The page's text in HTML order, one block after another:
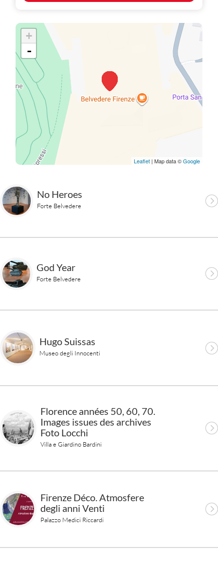
+
-
Leaflet | Map data ©Google
No Heroes
Forte Belvedere
God Year
Forte Belvedere
Hugo Suissas
Museo degli Innocenti
Florence années 50, 60, 70.
Images issues des archives
Foto Locchi
Villa e Giardino Bardini
Firenze Déco. Atmosfere
degli anni Venti
Palazzo Medici Riccardi